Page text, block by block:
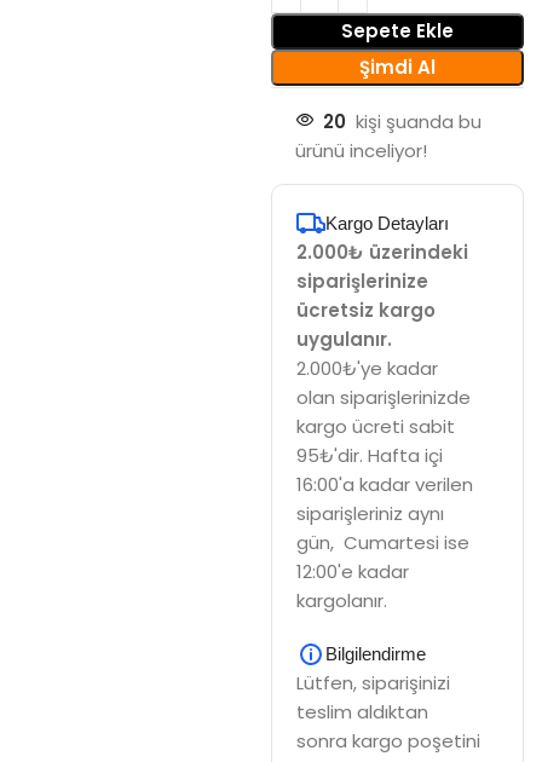
Sepete Ekle
Şimdi Al
20 kişi şuanda bu
ürünü inceliyor!
Kargo Detayları
2.000₺ üzerindeki
siparişlerinize
ücretsiz kargo
uygulanır.
2.000₺'ye kadar
olan siparişlerinizde
kargo ücreti sabit
95₺'dir. Hafta içi
16:00'a kadar verilen
siparişleriniz aynı
gün, Cumartesi ise
12:00'e kadar
kargolanır.
Bilgilendirme
Lütfen, siparişinizi
teslim aldıktan
sonra kargo poşetini